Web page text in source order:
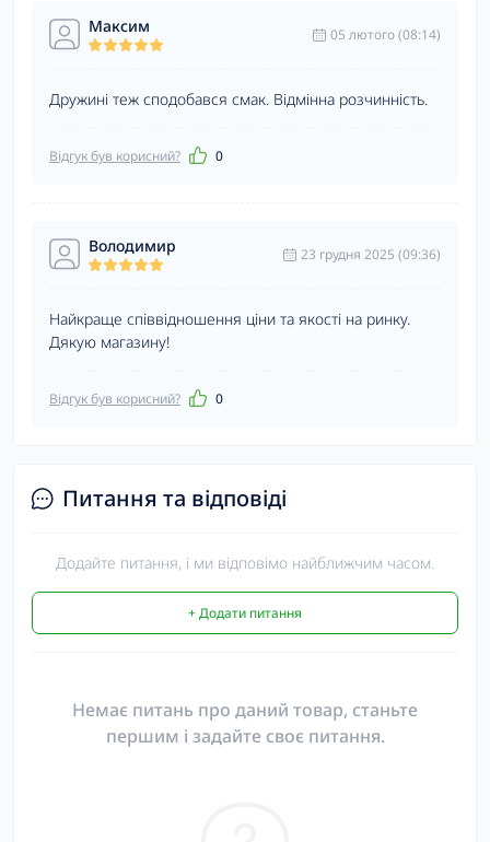
Максим 05 лютого (08:14)
Дружині теж сподобався смак. Відмінна розчинність.
Відгук був корисний? 0
Володимир 23 грудня 2025 (09:36)
Найкраще співвідношення ціни та якості на ринку.
Дякую магазину!
Відгук був корисний? 0
Питання та відповіді
Додайте питання, і ми відповімо найближчим часом.
+ Додати питання
Немає питань про даний товар, станьте
першим і задайте своє питання.